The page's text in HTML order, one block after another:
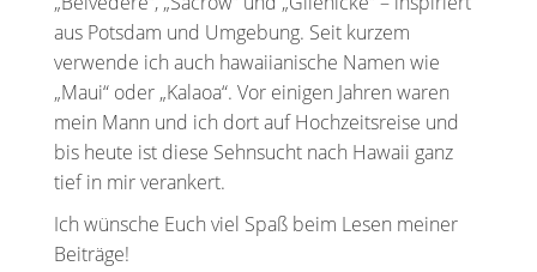
aus Potsdam und Umgebung. Seit kurzem
verwende ich auch hawaiianische Namen wie
„Maui“ oder „Kalaoa“. Vor einigen Jahren waren
mein Mann und ich dort auf Hochzeitsreise und
bis heute ist diese Sehnsucht nach Hawaii ganz
tief in mir verankert.
Ich wünsche Euch viel Spaß beim Lesen meiner
Beiträge!